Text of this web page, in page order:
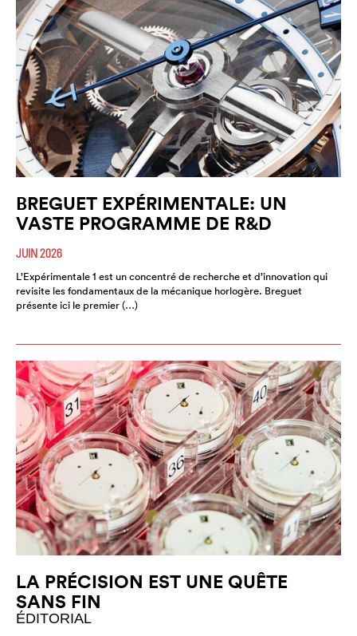
BREGUET EXPÉRIMENTALE: UN
VASTE PROGRAMME DE R&D
JUIN 2026
L’Expérimentale 1 est un concentré de recherche et d’innovation qui
revisite les fondamentaux de la mécanique horlogère. Breguet
présente ici le premier (…)
LA PRÉCISION EST UNE QUÊTE
SANS FIN
ÉDITORIAL